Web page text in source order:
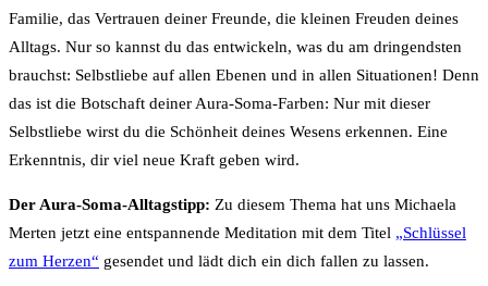
Familie, das Vertrauen deiner Freunde, die kleinen Freuden deines
Alltags. Nur so kannst du das entwickeln, was du am dringendsten
brauchst: Selbstliebe auf allen Ebenen und in allen Situationen! Denn
das ist die Botschaft deiner Aura-Soma-Farben: Nur mit dieser
Selbstliebe wirst du die Schönheit deines Wesens erkennen. Eine
Erkenntnis, dir viel neue Kraft geben wird.
Der Aura-Soma-Alltagstipp: Zu diesem Thema hat uns Michaela
Merten jetzt eine entspannende Meditation mit dem Titel „Schlüssel
zum Herzen“ gesendet und lädt dich ein dich fallen zu lassen.